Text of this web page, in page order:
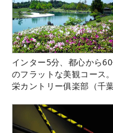
インター5分、都心から
のフラットな美観コース
栄カントリー俱楽部（千